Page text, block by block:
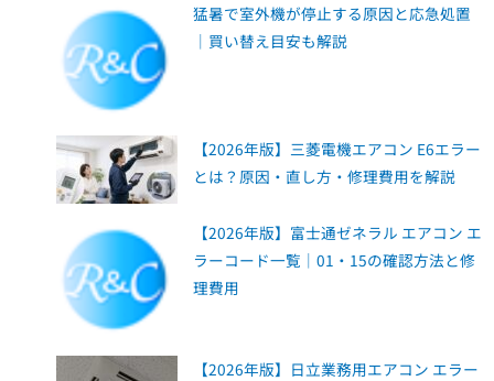
猛暑で室外機が停止する原因と応急処置
｜買い替え目安も解説
【2026年版】三菱電機エアコン E6エラー
とは？原因・直し方・修理費用を解説
【2026年版】富士通ゼネラル エアコン エ
ラーコード一覧｜01・15の確認方法と修
理費用
【2026年版】日立業務用エアコン エラー